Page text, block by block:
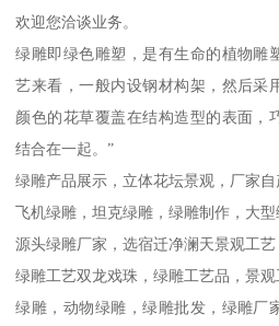
欢迎您洽谈业务。
绿雕即绿色雕塑，是有生命的植物雕
艺来看，一般内设钢材构架，然后采
颜色的花草覆盖在结构造型的表面，
结合在一起。”
绿雕产品展示，立体花坛景观，厂家
飞机绿雕，坦克绿雕，绿雕制作，大型
源头绿雕厂家，选宿迁净澜天景观工艺
绿雕工艺双龙戏珠，绿雕工艺品，景
绿雕，动物绿雕，绿雕批发，绿雕厂